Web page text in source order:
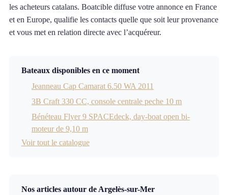
les acheteurs catalans. Boatcible diffuse votre annonce en France
et en Europe, qualifie les contacts quelle que soit leur provenance
et vous met en relation directe avec l’acquéreur.
Bateaux disponibles en ce moment
Jeanneau Cap Camarat 6.50 WA 2011
3B Craft 330 CC, console centrale peche 10 m
Bénéteau Flyer 9 SPACEdeck, day-boat open bi-
moteur de 9,10 m
Voir tout le catalogue
Nos articles autour de Argelès-sur-Mer